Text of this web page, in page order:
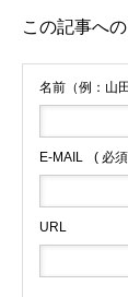
この記事へ
名前（例：山
E-MAIL ( 必
URL